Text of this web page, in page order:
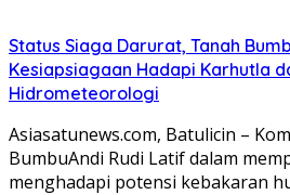
Status Siaga Darurat, Tanah
Kesiapsiagaan Hadapi Karhutla
Hidrometeorologi
Asiasatunews.com, Batulicin –
BumbuAndi Rudi Latif dalam
menghadapi potensi kebakaran